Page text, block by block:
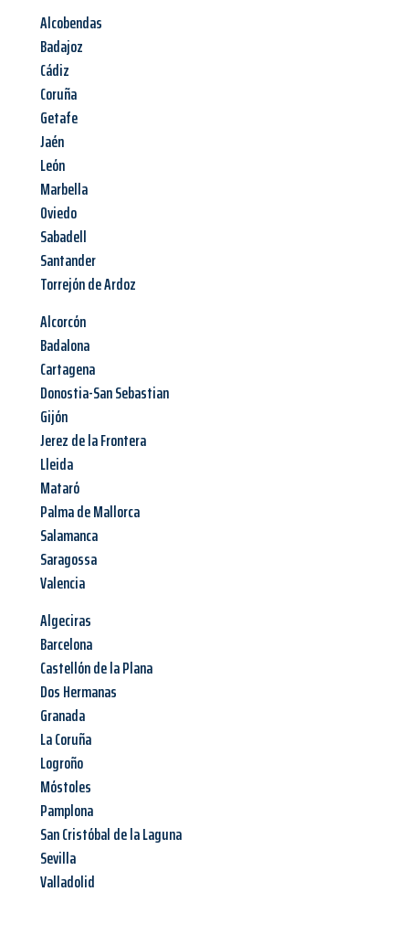
Alcobendas
Badajoz
Cádiz
Coruña
Getafe
Jaén
León
Marbella
Oviedo
Sabadell
Santander
Torrejón de Ardoz
Alcorcón
Badalona
Cartagena
Donostia-San Sebastian
Gijón
Jerez de la Frontera
Lleida
Mataró
Palma de Mallorca
Salamanca
Saragossa
Valencia
Algeciras
Barcelona
Castellón de la Plana
Dos Hermanas
Granada
La Coruña
Logroño
Móstoles
Pamplona
San Cristóbal de la Laguna
Sevilla
Valladolid